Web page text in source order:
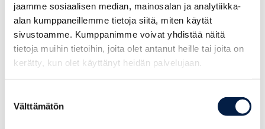
jaamme sosiaalisen median, mainosalan ja analytiikka-
alan kumppaneillemme tietoja siitä, miten käytät
sivustoamme. Kumppanimme voivat yhdistää näitä
tietoja muihin tietoihin, joita olet antanut heille tai joita on
kerätty, kun olet käyttänyt heidän palvelujaan.
valinta
Välttämätön